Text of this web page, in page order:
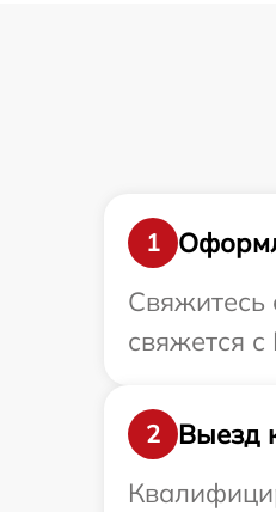
1
Свяжитесь
свяжется
2
Выезд